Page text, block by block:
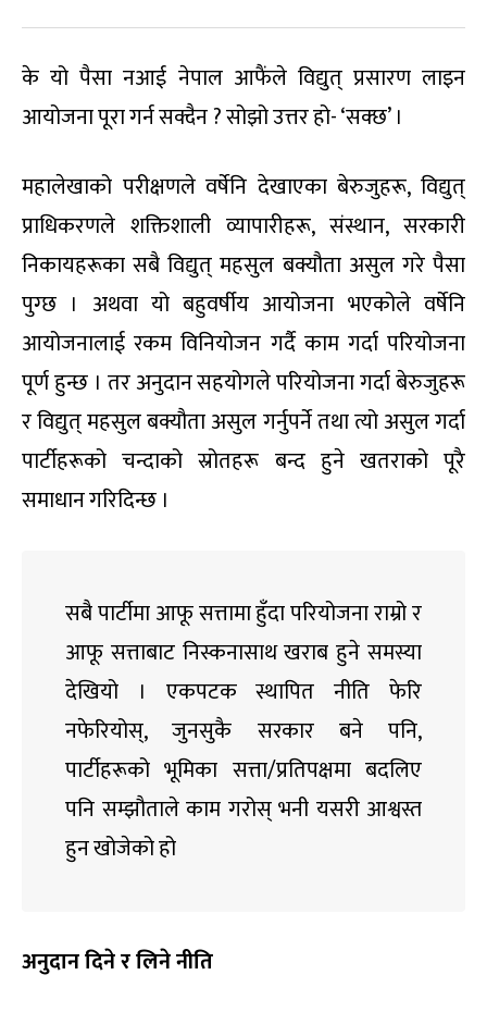
के यो पैसा नआई नेपाल आफैंले विद्युत् प्रसारण लाइन
आयोजना पूरा गर्न सक्दैन ? सोझो उत्तर हो- ‘सक्छ’ ।
महालेखाको परीक्षणले वर्षेनि देखाएका बेरुजुहरू, विद्युत्
प्राधिकरणले शक्तिशाली व्यापारीहरू, संस्थान, सरकारी
निकायहरूका सबै विद्युत् महसुल बक्यौता असुल गरे पैसा
पुग्छ । अथवा यो बहुवर्षीय आयोजना भएकोले वर्षेनि
आयोजनालाई रकम विनियोजन गर्दै काम गर्दा परियोजना
पूर्ण हुन्छ । तर अनुदान सहयोगले परियोजना गर्दा बेरुजुहरू
र विद्युत् महसुल बक्यौता असुल गर्नुपर्ने तथा त्यो असुल गर्दा
पार्टीहरूको चन्दाको स्रोतहरू बन्द हुने खतराको पूरै
समाधान गरिदिन्छ ।
सबै पार्टीमा आफू सत्तामा हुँदा परियोजना राम्रो र
आफू सत्ताबाट निस्कनासाथ खराब हुने समस्या
देखियो । एकपटक स्थापित नीति फेरि
नफेरियोस्, जुनसुकै सरकार बने पनि,
पार्टीहरूको भूमिका सत्ता/प्रतिपक्षमा बदलिए
पनि सम्झौताले काम गरोस् भनी यसरी आश्वस्त
हुन खोजेको हो
अनुदान दिने र लिने नीति